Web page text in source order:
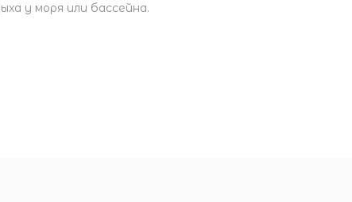
у моря или бассейна.